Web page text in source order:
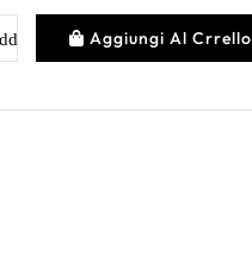
Aggiungi Al Crrello